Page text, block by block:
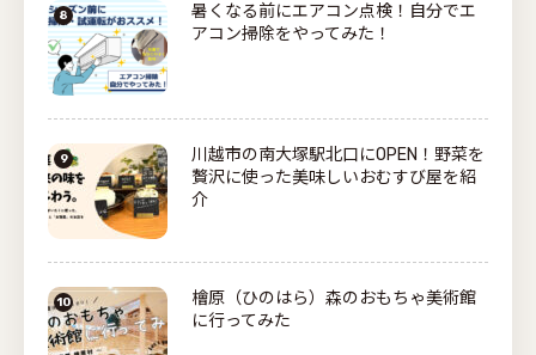
暑くなる前にエアコン点検！自分でエ
アコン掃除をやってみた！
川越市の南大塚駅北口にOPEN！野菜を
贅沢に使った美味しいおむすび屋を紹
介
檜原（ひのはら）森のおもちゃ美術館
に行ってみた